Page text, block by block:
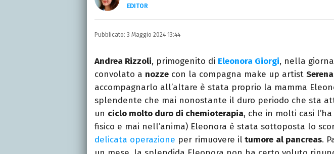
EDITOR
LINKEDIN
INSTAGRAM FACEBOOK SITO
Scrittrice, copywriter, editor e pubblicista
Lettere, Cinema e Tv. Ha due libri all’attivo e
follia.
Pubblicato: 3 Maggio 2024 13:44
Andrea Rizzoli, primogenito di Eleonora Giorgi, nella
convolato a nozze con la compagna make up artist
accompagnarlo all’altare è stata proprio la mamma
splendente che mai nonostante il duro periodo che sta
un ciclo molto duro di chemioterapia, che in molti casi
fisico e mai nell’anima) Eleonora è stata sottoposta lo
delicata operazione per rimuovere il tumore al pancreas.